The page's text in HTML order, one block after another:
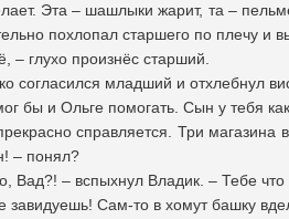
Эта – шашлыки жарит, та –
похлопал старшего по плечу и
– глухо произнёс старший.
согласился младший и отхлебнул
бы и Ольге помогать. Сын у тебя
справляется. Три
– понял?
Вад?! – вспыхнул Владик. – Тебе
Сам-то в хомут башку